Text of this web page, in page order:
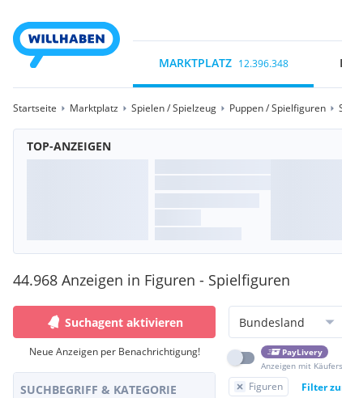
MARKTPLATZ 12.396.348
Startseite Marktplatz Spielen / Spielzeug Puppen / Spielfiguren
TOP-ANZEIGEN
44.968 Anzeigen in Figuren - Spielfiguren
Suchagent aktivieren
Neue Anzeigen per Benachrichtigung!
SUCHBEGRIFF & KATEGORIE
Bundesland
PayLivery
Anzeigen mit
Figuren Filter